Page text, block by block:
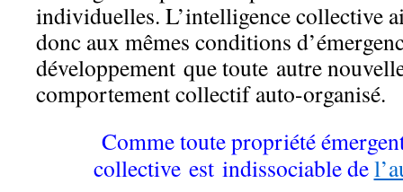
individuelles. L’intelligence collective
donc aux mêmes conditions
développement que toute autre
comportement collectif auto-organisé.
Comme toute propriété
collective est indissociable de